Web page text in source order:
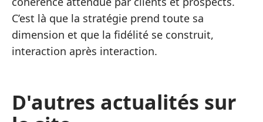
C’est là que la stratégie prend toute sa
dimension et que la fidélité se construit,
interaction après interaction.
D'autres actualités sur